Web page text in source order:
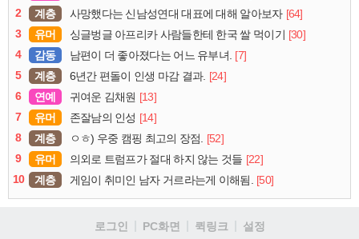
2
계층 사망했다는 신남성연대 대표에 대해 알아보자 [64]
3
유머 싱글벙글 아프리카 사람들한테 한국 쌀 먹이기 [30]
4
감동 남편이 더 좋아졌다는 어느 유부녀. [7]
5
계층 6년간 편돌이 인생 마감 결과. [24]
6
연예 귀여운 김채원 [13]
7
유머 존잘남의 인성 [14]
8
계층 ㅇㅎ) 우중 캠핑 최고의 장점.
[52]
9
유머 의외로 트럼프가 절대 하지 않는 것들 [22]
10
계층 게임이 취미인 남자 거르라는게 이해됨. [50]
로그인 PC화면 퀵링크
설정